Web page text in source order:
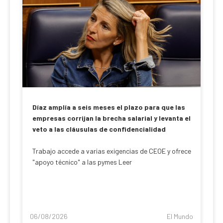
Díaz amplía a seis meses el plazo para que las
empresas corrijan la brecha salarial y levanta el
veto a las cláusulas de confidencialidad
Trabajo accede a varias exigencias de CEOE y ofrece
"apoyo técnico" a las pymes Leer
06/08/2026 El Mundo